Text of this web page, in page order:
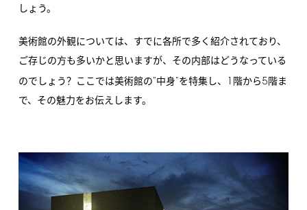
しょう。
美術館の外観については、すでに各所で多く紹介されており、
ご存じの方も多いかと思いますが、その内部はどうなっている
のでしょう？ここでは美術館の"中身"を特集し、 1 階から5階ま
で、その魅力をお伝えします。